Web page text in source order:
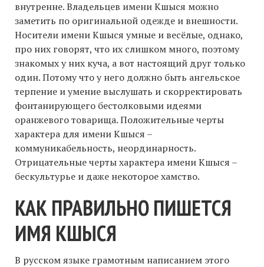
внутренне. Владельцев имени Кшыся можно
заметить по оригинальной одежде и внешности.
Носители имени Кшыся умные и весёлые, однако,
про них говорят, что их слишком много, поэтому
знакомых у них куча, а вот настоящий друг только
один. Потому что у него должно быть ангельское
терпение и умение выслушать и скорректировать
фонтанирующего бестолковыми идеями
оранжевого товарища. Положительные черты
характера для имени Кшыся –
коммуникабельность, неординарность.
Отрицательные черты характера имени Кшыся –
бескультурье и даже некоторое хамство.
КАК ПРАВИЛЬНО ПИШЕТСЯ
ИМЯ КШЫСЯ
В русском языке грамотным написанием этого